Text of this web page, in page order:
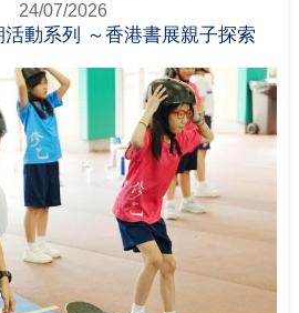
24/07/2026
活動系列 ～香港書展親子探索